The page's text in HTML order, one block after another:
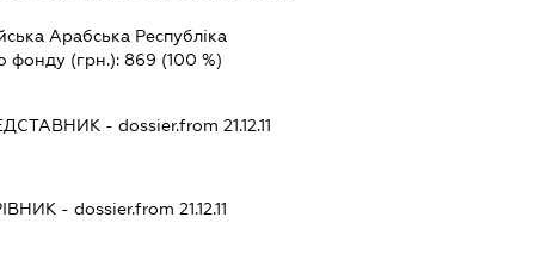
Арабська Республіка
фонду (грн.): 869 (100 %)
- dossier.from 21.12.11
- dossier.from 21.12.11